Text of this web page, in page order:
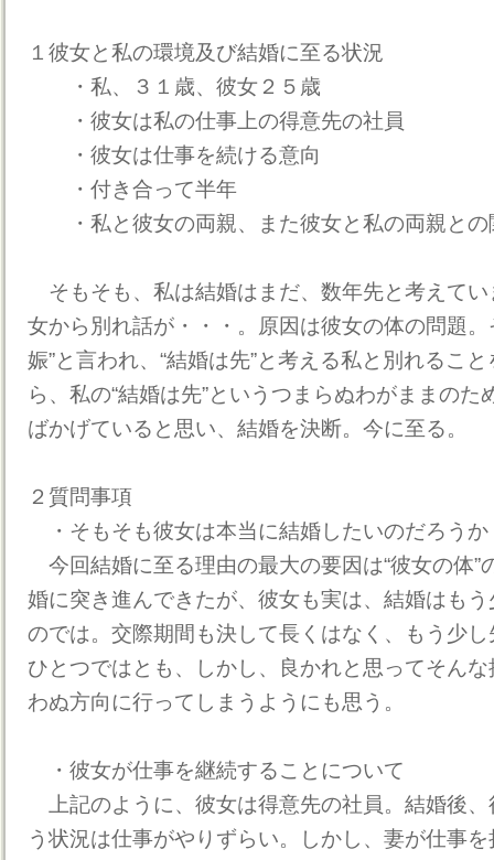
１彼女と私の環境及び結婚に至る状況
・私、３１歳、彼女２５歳
・彼女は私の仕事上の得意先の社員
・彼女は仕事を続ける意向
・付き合って半年
・私と彼女の両親、また彼女と私の両親との
そもそも、私は結婚はまだ、数年先と考えて
女から別れ話が・・・。原因は彼女の体の問題
娠”と言われ、“結婚は先”と考える私と別れるこ
ら、私の“結婚は先”というつまらぬわがままの
ばかげていると思い、結婚を決断。今に至る。
２質問事項
・そもそも彼女は本当に結婚したいのだろうか
今回結婚に至る理由の最大の要因は“彼女の体”
婚に突き進んできたが、彼女も実は、結婚はも
のでは。交際期間も決して長くはなく、もう少
ひとつではとも、しかし、良かれと思ってそん
わぬ方向に行ってしまうようにも思う。
・彼女が仕事を継続することについて
上記のように、彼女は得意先の社員。結婚後
う状況は仕事がやりずらい。しかし、妻が仕事